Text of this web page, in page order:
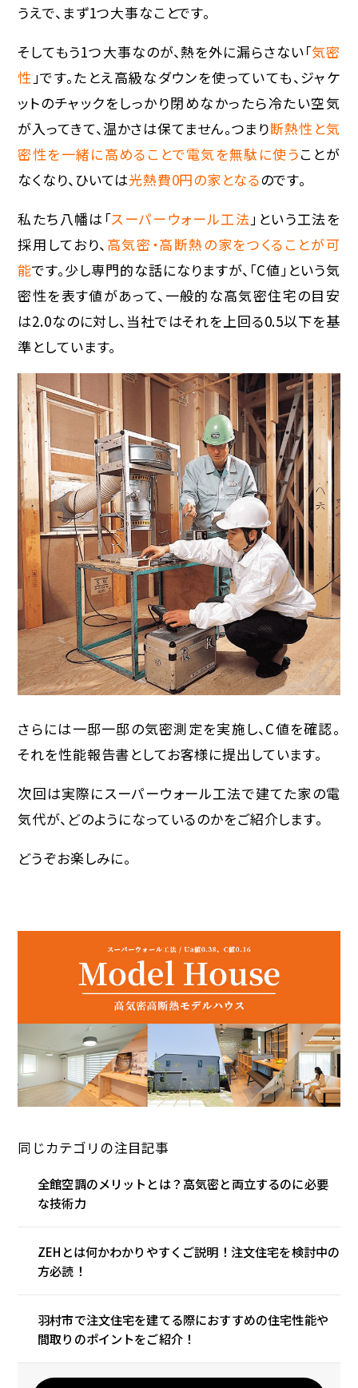
うえで、まず1つ大事なことです。
そしてもう1つ大事なのが、熱を外に漏らさない「気密
性」です。たとえ高級なダウンを使っていても、ジャケ
ットのチャックをしっかり閉めなかったら冷たい空気
が入ってきて、温かさは保てません。つまり断熱性と気
密性を一緒に高めることで電気を無駄に使うことが
なくなり、ひいては光熱費0円の家となるのです。
私たち八幡は「スーパーウォール工法」という工法を
採用しており、 高気密・高断熱の家をつくることが可
能です。少し専門的な話になりますが、「C値」という気
密性を表す値があって、一般的な高気密住宅の目安
は2.0なのに対し、当社ではそれを上回る0.5以下を基
準としています。
さらには一邸一邸の気密測定を実施し、C値を確認。
それを性能報告書としてお客様に提出しています。
次回は実際にスーパーウォール工法で建てた家の電
気代が、どのようになっているのかをご紹介します。
どうぞお楽しみに。
同じカテゴリの注目記事
全館空調のメリットとは？高気密と両立するのに必要
な技術力
ZEHとは何かわかりやすくご説明！注文住宅を検討中の
方必読！
羽村市で注文住宅を建てる際におすすめの住宅性能や
間取りのポイントをご紹介！